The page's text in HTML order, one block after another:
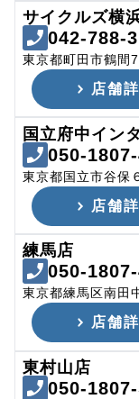
サイクルズ横
042-788-
東京都町田市鶴間
店舗
国立府中イン
050-
東京都国立市谷保
店舗
練馬店
050-
東京都練馬区南田
店舗
東村山店
050-